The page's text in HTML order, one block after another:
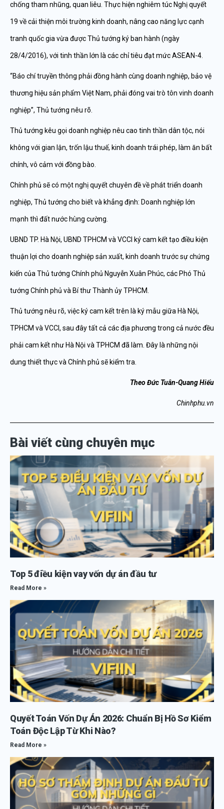
chống tham nhũng, quan liêu. Thực hiện nghiêm túc Nghị quyết
19 về cải thiện môi trường kinh doanh, nâng cao năng lực cạnh
tranh quốc gia vừa được Thủ tướng ký ban hành (ngày
28/4/2016), với tinh thần lớn là các chỉ tiêu đạt mức ASEAN-4.
“Báo chí truyền thông phải đồng hành cùng doanh nghiệp, bảo vệ
thương hiệu sản phẩm Việt Nam, phải đóng vai trò tôn vinh doanh
nghiệp”, Thủ tướng nêu rõ.
Thủ tướng kêu gọi doanh nghiệp nêu cao tinh thần dân tộc, nói
không với gian lận, trốn lậu thuế, kinh doanh trái phép, làm ăn bất
chính, vô cảm với đồng bào.
Chính phủ sẽ có một nghị quyết chuyên đề về phát triển doanh
nghiệp, Thủ tướng cho biết và khẳng định: Doanh nghiệp lớn
mạnh thì đất nước hùng cường.
UBND TP. Hà Nội, UBND TPHCM và VCCI ký cam kết tạo điều kiện
thuận lợi cho doanh nghiệp sản xuất, kinh doanh trước sự chứng
kiến của Thủ tướng Chính phủ Nguyễn Xuân Phúc, các Phó Thủ
tướng Chính phủ và Bí thư Thành ủy TPHCM.
Thủ tướng nêu rõ, việc ký cam kết trên là ký mẫu giữa Hà Nội,
TPHCM và VCCI, sau đây tất cả các địa phương trong cả nước đều
phải cam kết như Hà Nội và TPHCM đã làm. Đây là những nội
dung thiết thực và Chính phủ sẽ kiểm tra.
Theo Đức Tuân-Quang Hiếu
Chinhphu.vn
Bài viết cùng chuyên mục
Top 5 điều kiện vay vốn dự án đầu tư
Read More »
Quyết Toán Vốn Dự Án 2026: Chuẩn Bị Hồ Sơ Kiểm
Toán Độc Lập Từ Khi Nào?
Read More »